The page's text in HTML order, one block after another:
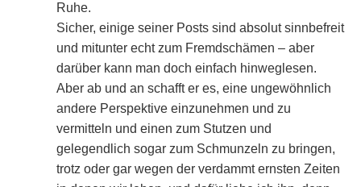
Ruhe.
Sicher, einige seiner Posts sind absolut sinnbefreit
und mitunter echt zum Fremdschämen – aber
darüber kann man doch einfach hinweglesen.
Aber ab und an schafft er es, eine ungewöhnlich
andere Perspektive einzunehmen und zu
vermitteln und einen zum Stutzen und
gelegendlich sogar zum Schmunzeln zu bringen,
trotz oder gar wegen der verdammt ernsten Zeiten